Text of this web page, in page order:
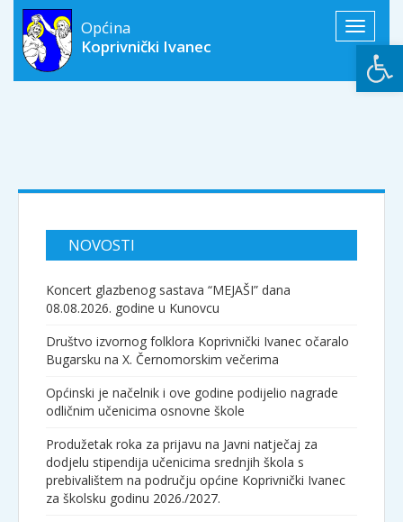
Toggle
Općina
Koprivnički Ivanec
NOVOSTI
Koncert glazbenog sastava “MEJAŠI” dana
08.08.2026. godine u Kunovcu
Društvo izvornog folklora Koprivnički Ivanec očaralo
Bugarsku na X. Černomorskim večerima
Općinski je načelnik i ove godine podijelio nagrade
odličnim učenicima osnovne škole
Produžetak roka za prijavu na Javni natječaj za
dodjelu stipendija učenicima srednjih škola s
prebivalištem na području općine Koprivnički Ivanec
za školsku godinu 2026./2027.